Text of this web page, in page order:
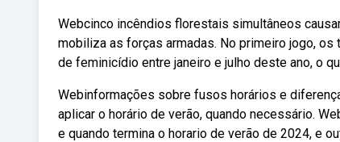
Webcinco incêndios florestais simultâneos
mobiliza as forças armadas. No primeiro jogo,
de feminicídio entre janeiro e julho deste ano, o
Webinformações sobre fusos horários e
aplicar o horário de verão, quando necessário.
e quando termina o horario de verão de 2024, e